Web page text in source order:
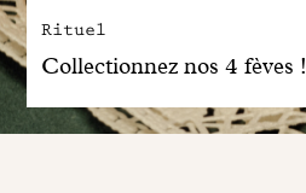
Rituel
Collectionnez nos 4 fèves !